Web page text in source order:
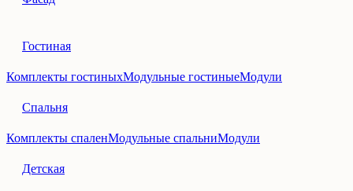
Гостиная
Комплекты гостиныхМодульные гостиныеМодули
Спальня
Комплекты спаленМодульные спальниМодули
Детская